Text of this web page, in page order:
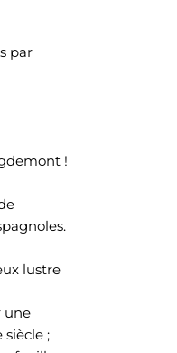
par
!
lustre
une
;